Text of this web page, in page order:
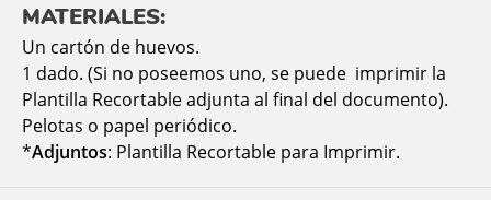
MATERIALES:
Un cartón de huevos.
1 dado. (Si no poseemos uno, se puede imprimir la
Plantilla Recortable adjunta al final del documento).
Pelotas o papel periódico.
*Adjuntos: Plantilla Recortable para Imprimir.